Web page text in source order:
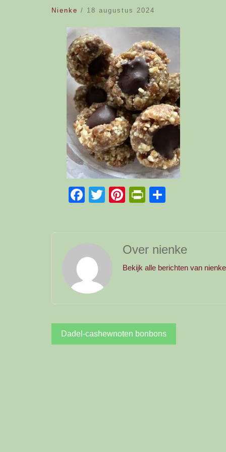
Nienke / 18 augustus 2024
Facebook
TwitterPinterest
Over nienke
Bekijk alle berichten van
Bericht
navigatie
Dadel-cashewnoten bonbons